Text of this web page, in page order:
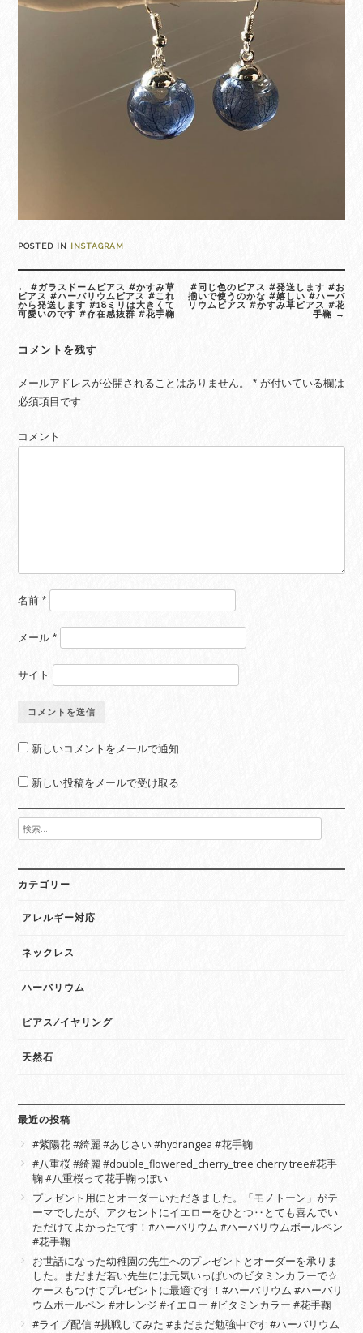
POSTED IN INSTAGRAM
navigation
← #ガラスドームピアス #かすみ草
ピアス #ハーバリウムピアス #これ
から発送します #18ミリは大きくて
可愛いのです #存在感抜群 #花手鞠
#同じ色のピアス #発送します #お
揃いで使うのかな #嬉しい #ハーバ
リウムピアス #かすみ草ピアス #花
手鞠 →
コメントを残す
メールアドレスが公開されることはありません。 * が付いている欄は
必須項目です
コメント
名前*
メール*
サイト
新しいコメントをメールで通知
新しい投稿をメールで受け取る
検
索:
カテゴリー
アレルギー対応
ネックレス
ハーバリウム
ピアス/イヤリング
天然石
最近の投稿
#紫陽花 #綺麗 #あじさい #hydrangea #花手鞠
#八重桜 #綺麗 #double_flowered_cherry_tree cherry tree#花手
鞠 #八重桜って花手鞠っぽい
プレゼント用にとオーダーいただきました。「モノトーン」がテ
ーマでしたが、アクセントにイエローをひとつ‥とても喜んでい
ただけてよかったです！#ハーバリウム #ハーバリウムボールペン
#花手鞠
お世話になった幼稚園の先生へのプレゼントとオーダーを承りま
した。まだまだ若い先生には元気いっぱいのビタミンカラーで☆
ケースもつけてプレゼントに最適です！#ハーバリウム #ハーバリ
ウムボールペン #オレンジ #イエロー #ビタミンカラー #花手鞠
#ライブ配信 #挑戦してみた #まだまだ勉強中です #ハーバリウム